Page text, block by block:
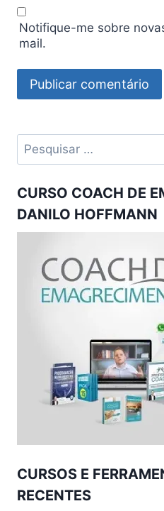
Notifique-me sobre
mail.
Pesquisar
por:
CURSO COACH DE
DANILO HOFFMANN
CURSOS E
RECENTES